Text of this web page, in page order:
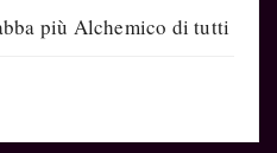
più Alchemico di tutti